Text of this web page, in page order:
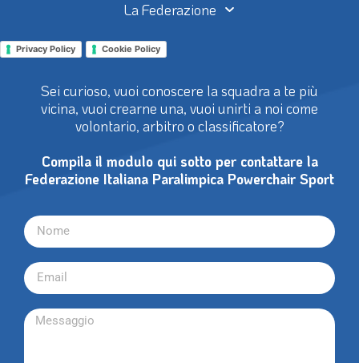
La Federazione
Privacy Policy Cookie Policy
Sei curioso, vuoi conoscere la squadra a te più
vicina, vuoi crearne una, vuoi unirti a noi come
volontario, arbitro o classificatore?
Compila il modulo qui sotto per contattare la
Federazione Italiana Paralimpica Powerchair Sport